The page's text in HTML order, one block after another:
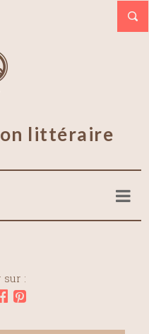
littéraire
sur :